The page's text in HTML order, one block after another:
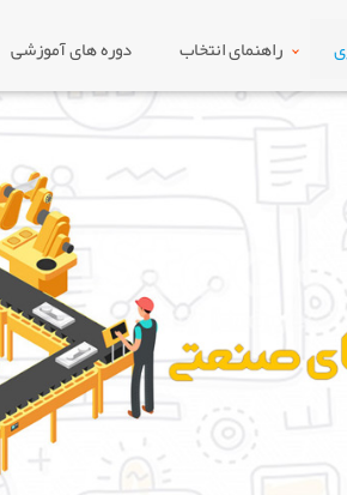
راهنمای انتخاب دوره های آموزشی